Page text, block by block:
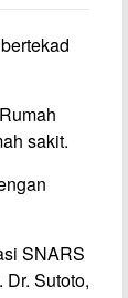
sakit.
SNARS
Sutoto,